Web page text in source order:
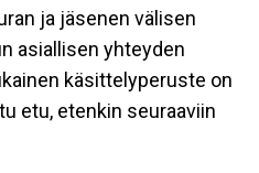
ja jäsenen välisen
asiallisen yhteyden
käsittelyperuste on
etu, etenkin seuraaviin